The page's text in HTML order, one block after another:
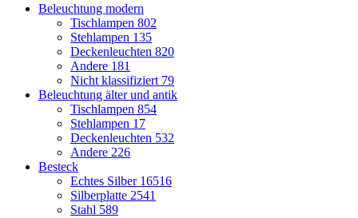
Beleuchtung modern
Tischlampen 802
Stehlampen 135
Deckenleuchten 820
Andere 181
Nicht klassifiziert 79
Beleuchtung älter und antik
Tischlampen 854
Stehlampen 17
Deckenleuchten 532
Andere 226
Besteck
Echtes Silber 16516
Silberplatte 2541
Stahl 589